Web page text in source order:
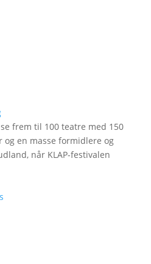
frem til 100 teatre med 150
en masse formidlere og
når KLAP-festivalen